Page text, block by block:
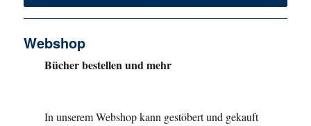
Webshop
Bücher bestellen und mehr
In unserem Webshop kann gestöbert und gekauft